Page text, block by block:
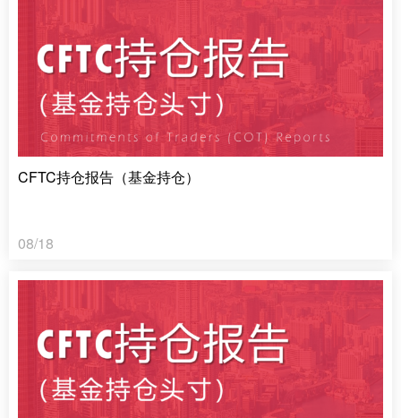
CFTC持仓报告（基金持仓）
08/18